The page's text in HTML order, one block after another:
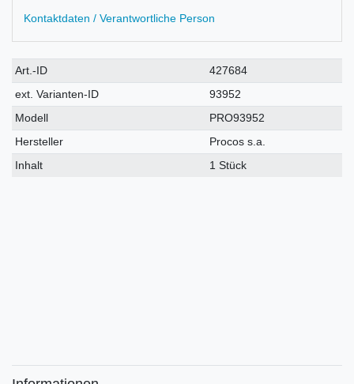
Kontaktdaten / Verantwortliche Person
Technisches
Merkmal
Wert
Art.-ID
427684
ext. Varianten-ID
93952
Modell
PRO93952
Hersteller
Procos s.a.
Inhalt
1 Stück